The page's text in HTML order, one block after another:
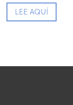
LEE AQUÍ